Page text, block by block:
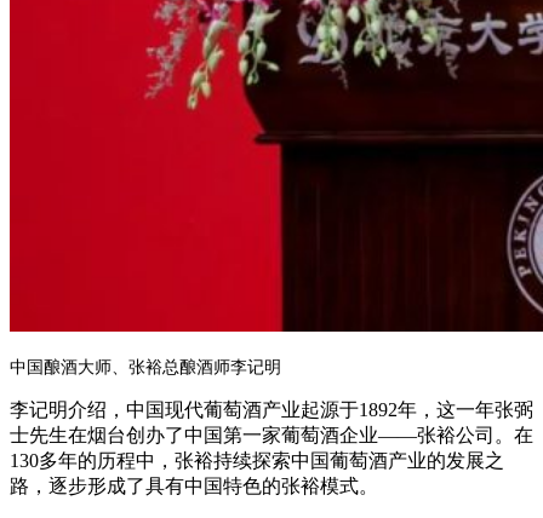
中国酿酒大师、张裕总酿酒师李记明
李记明介绍，中国现代葡萄酒产业起源于1892年，这一年张弼
士先生在烟台创办了中国第一家葡萄酒企业——张裕公司。在
130多年的历程中，张裕持续探索中国葡萄酒产业的发展之
路，逐步形成了具有中国特色的张裕模式。